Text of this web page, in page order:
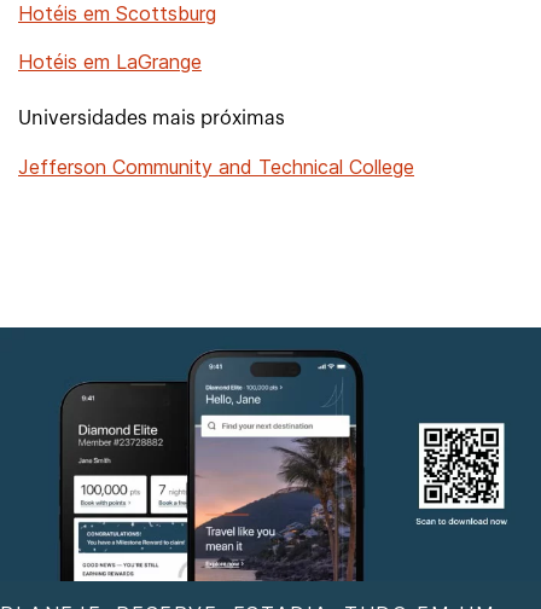
Hotéis em Scottsburg
Hotéis em LaGrange
Universidades mais próximas
Jefferson Community and Technical College